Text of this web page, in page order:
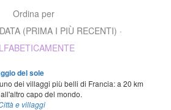
Ordina per
DATA (PRIMA I PIÙ RECENTI) ·
del sole
dei villaggi più belli di Francia: a 20 km
capo del mondo.
e villaggi